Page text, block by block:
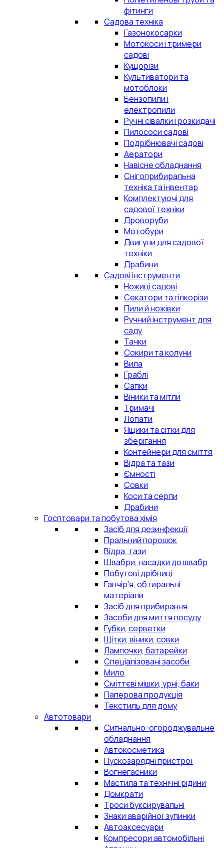
фітинги
Садова техніка
Газонокосарки
Мотокоси і тримери
садові
Кущорізи
Культиватори та
мотоблоки
Бензопили і
електропили
Ручні сівалки і розкидачі
Пилососи садові
Подрібнювачі садові
Аератори
Навісне обладнання
Снігоприбиральна
техніка та інвентар
Комплектуючі для
садової техніки
Дроворуби
Мотобури
Двигуни для садової
техніки
Драбини
Садові інструменти
Ножиці садові
Секатори та гілкорізи
Пили й ножівки
Ручний інструмент для
саду
Тачки
Сокири та колуни
Вила
Граблі
Сапки
Віники та мітли
Тримачі
Лопати
Ящики та сітки для
зберігання
Контейнери для сміття
Відра та тази
Ємності
Совки
Коси та серпи
Драбини
Госптовари та побутова хімія
Засіб для дезинфекції
Пральний порошок
Відра, тази
Швабри, насадки до швабр
Побутові дрібниці
Ганчір'я, обтиральні
матеріали
Засіб для прибирання
Засоби для миття посуду
Губки, серветки
Щітки, віники, совки
Лампочки, батарейки
Спеціалізовані засоби
Мило
Сміттєві мішки, урні, баки
Паперова продукція
Текстиль для дому
Автотовари
Сигнально-огороджувальне
обладнання
Автокосметика
Пускозарядні пристрої
Вогнегасники
Мастила та технічні рідини
Домкрати
Троси буксирувальні
Знаки аварійної зупинки
Автоаксесуари
Компресори автомобільні